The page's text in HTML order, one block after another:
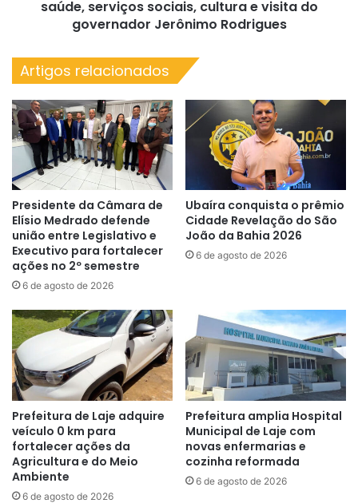
verduras,
serviços
sociais,
cultura
e
visita
governador
Jerônimo
Rodrigues
saúde, serviços sociais, cultura e visita do
governador Jerônimo Rodrigues
Artigos relacionados
Presidente da Câmara de
Elísio Medrado defende
união entre Legislativo e
Executivo para fortalecer
ações no 2º semestre
6 de agosto de 2026
Ubaíra conquista o prêmio
Cidade Revelação do São
João da Bahia 2026
6 de agosto de 2026
Prefeitura de Laje adquire
veículo 0 km para
fortalecer ações da
Agricultura e do Meio
Ambiente
6 de agosto de 2026
Prefeitura amplia Hospital
Municipal de Laje com
novas enfermarias e
cozinha reformada
6 de agosto de 2026